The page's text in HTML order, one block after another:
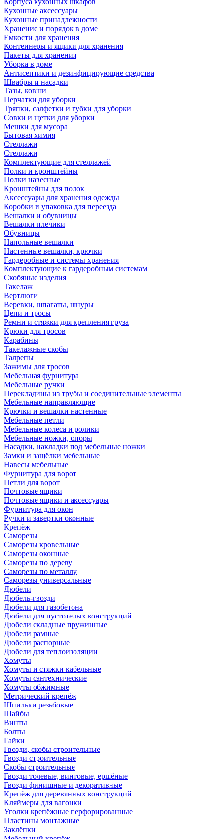
Корпуса кухонных шкафов
Кухонные аксессуары
Кухонные принадлежности
Хранение и порядок в доме
Емкости для хранения
Контейнеры и ящики для хранения
Пакеты для хранения
Уборка в доме
Антисептики и дезинфицирующие средства
Швабры и насадки
Тазы, ковши
Перчатки для уборки
Тряпки, салфетки и губки для уборки
Совки и щетки для уборки
Мешки для мусора
Бытовая химия
Стеллажи
Стеллажи
Комплектующие для стеллажей
Полки и кронштейны
Полки навесные
Кронштейны для полок
Аксессуары для хранения одежды
Коробки и упаковка для переезда
Вешалки и обувницы
Вешалки плечики
Обувницы
Напольные вешалки
Настенные вешалки, крючки
Гардеробные и системы хранения
Комплектующие к гардеробным системам
Скобяные изделия
Такелаж
Вертлюги
Веревки, шпагаты, шнуры
Цепи и тросы
Ремни и стяжки для крепления груза
Крюки для тросов
Карабины
Такелажные скобы
Талрепы
Зажимы для тросов
Мебельная фурнитура
Мебельные ручки
Перекладины из трубы и соединительные элементы
Мебельные направляющие
Крючки и вешалки настенные
Мебельные петли
Мебельные колеса и ролики
Мебельные ножки, опоры
Насадки, накладки под мебельные ножки
Замки и защёлки мебельные
Навесы мебельные
Фурнитура для ворот
Петли для ворот
Почтовые ящики
Почтовые ящики и аксессуары
Фурнитура для окон
Ручки и завертки оконные
Крепёж
Саморезы
Саморезы кровельные
Саморезы оконные
Саморезы по дереву
Саморезы по металлу
Саморезы универсальные
Дюбели
Дюбель-гвозди
Дюбели для газобетона
Дюбели для пустотелых конструкций
Дюбели складные пружинные
Дюбели рамные
Дюбели распорные
Дюбели для теплоизоляции
Хомуты
Хомуты и стяжки кабельные
Хомуты сантехнические
Хомуты обжимные
Метрический крепёж
Шпильки резьбовые
Шайбы
Винты
Болты
Гайки
Гвозди, скобы строительные
Гвозди строительные
Скобы строительные
Гвозди толевые, винтовые, ершёные
Гвозди финишные и декоративные
Крепёж для деревянных конструкций
Кляймеры для вагонки
Уголки крепёжные перфорированные
Пластины монтажные
Заклёпки